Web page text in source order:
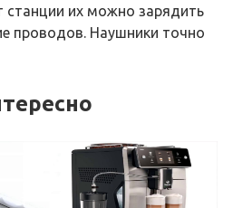
станции их можно зарядить
проводов. Наушники точно